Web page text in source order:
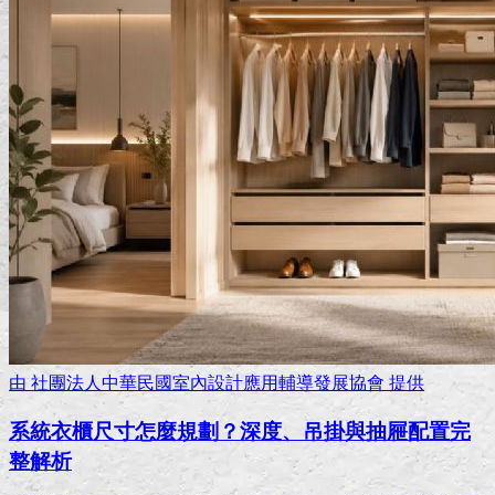
由社團法人中華民國室內設計應用輔導發展協會 提供
系統衣櫃尺寸怎麼規劃？深度、吊掛與抽屜配置完
整解析